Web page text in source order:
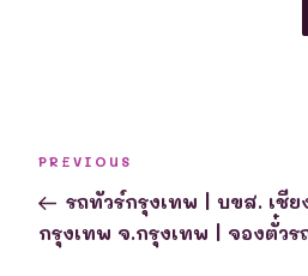
Previous
Post
PREVIOUS
รถทัวร์กรุงเทพ | บขส. เชี
กรุงเทพ จ.กรุงเทพ | จองตั๋วร